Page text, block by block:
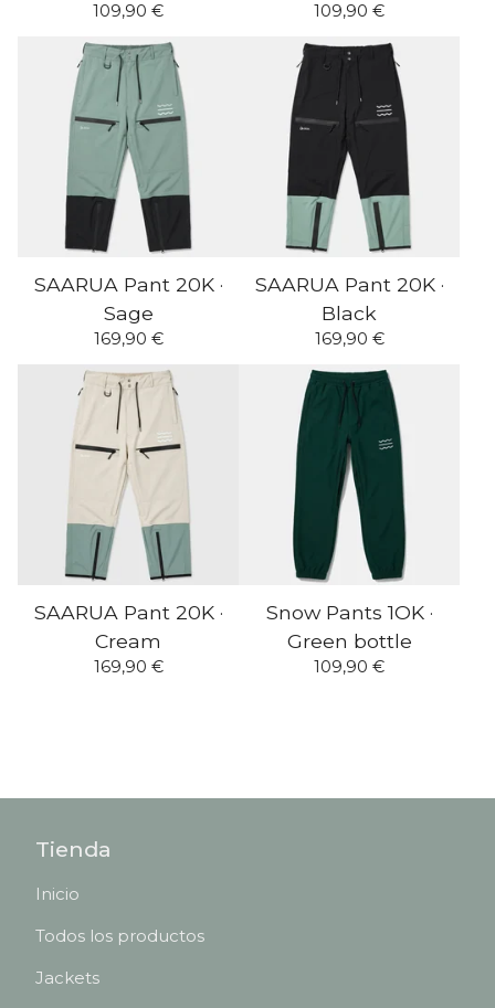
109,90 € 109,90 €
SAARUA Pant 20K ·
Sage
169,90 €
SAARUA Pant 20K ·
Black
169,90 €
SAARUA Pant 20K ·
Cream
169,90 €
Snow Pants 1OK ·
Green bottle
109,90 €
Tienda
Inicio
Todos los productos
Jackets